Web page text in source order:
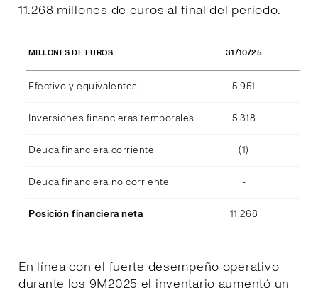
11.268 millones de euros al final del período.
MILLONES DE EUROS 31/10/25
Efectivo y equivalentes 5.951
Inversiones financieras temporales 5.318
Deuda financiera corriente (1)
Deuda financiera no corriente -
Posición financiera neta 11.268
En línea con el fuerte desempeño operativo
durante los 9M2025 el inventario aumentó un